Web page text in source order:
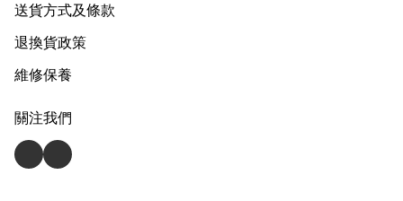
送貨方式及條款
退換貨政策
維修保養
關注我們